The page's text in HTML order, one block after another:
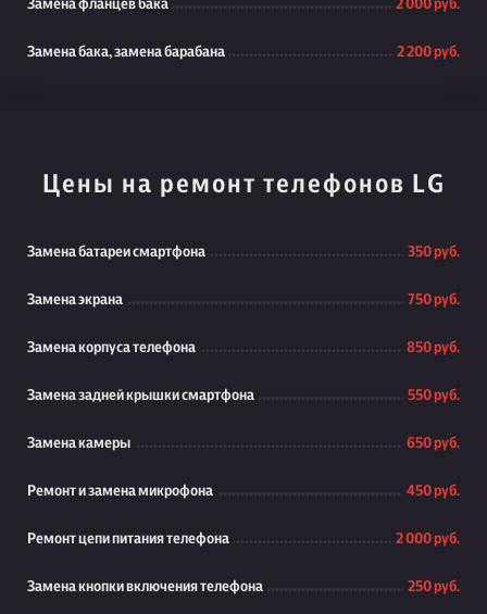
Замена фланцев бака 2 000 руб.
Замена бака, замена барабана 2 200 руб.
Цены на ремонт телефонов LG
Замена батареи смартфона 350 руб.
Замена экрана 750 руб.
Замена корпуса телефона 850 руб.
Замена задней крышки смартфона 550 руб.
Замена камеры 650 руб.
Ремонт и замена микрофона 450 руб.
Ремонт цепи питания телефона 2 000 руб.
Замена кнопки включения телефона 250 руб.